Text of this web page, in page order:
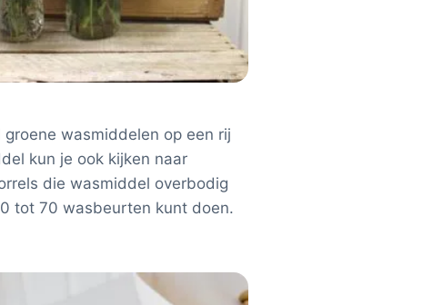
wasmiddelen op een rij
kun je ook kijken naar
die wasmiddel overbodig
tot 70 wasbeurten kunt doen.